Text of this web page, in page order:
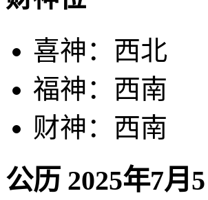
喜神：西北
福神：西南
财神：西南
公历 2025年7月